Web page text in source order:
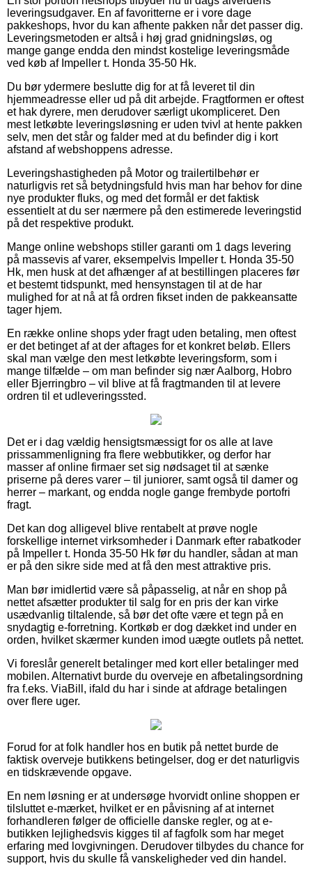
leveringsudgaver. En af favoritterne er i vore dage
pakkeshops, hvor du kan afhente pakken når det passer dig.
Leveringsmetoden er altså i høj grad gnidningsløs, og
mange gange endda den mindst kostelige leveringsmåde
ved køb af Impeller t. Honda 35-50 Hk.
Du bør ydermere beslutte dig for at få leveret til din
hjemmeadresse eller ud på dit arbejde. Fragtformen er oftest
et hak dyrere, men derudover særligt ukompliceret. Den
mest letkøbte leveringsløsning er uden tvivl at hente pakken
selv, men det står og falder med at du befinder dig i kort
afstand af webshoppens adresse.
Leveringshastigheden på Motor og trailertilbehør er
naturligvis ret så betydningsfuld hvis man har behov for dine
nye produkter fluks, og med det formål er det faktisk
essentielt at du ser nærmere på den estimerede leveringstid
på det respektive produkt.
Mange online webshops stiller garanti om 1 dags levering
på massevis af varer, eksempelvis Impeller t. Honda 35-50
Hk, men husk at det afhænger af at bestillingen placeres før
et bestemt tidspunkt, med hensynstagen til at de har
mulighed for at nå at få ordren fikset inden de pakkeansatte
tager hjem.
En række online shops yder fragt uden betaling, men oftest
er det betinget af at der aftages for et konkret beløb. Ellers
skal man vælge den mest letkøbte leveringsform, som i
mange tilfælde – om man befinder sig nær Aalborg, Hobro
eller Bjerringbro – vil blive at få fragtmanden til at levere
ordren til et udleveringssted.
Det er i dag vældig hensigtsmæssigt for os alle at lave
prissammenligning fra flere webbutikker, og derfor har
masser af online firmaer set sig nødsaget til at sænke
priserne på deres varer – til juniorer, samt også til damer og
herrer – markant, og endda nogle gange frembyde portofri
fragt.
Det kan dog alligevel blive rentabelt at prøve nogle
forskellige internet virksomheder i Danmark efter rabatkoder
på Impeller t. Honda 35-50 Hk før du handler, sådan at man
er på den sikre side med at få den mest attraktive pris.
Man bør imidlertid være så påpasselig, at når en shop på
nettet afsætter produkter til salg for en pris der kan virke
usædvanlig tiltalende, så bør det ofte være et tegn på en
snydagtig e-forretning. Kortkøb er dog dækket ind under en
orden, hvilket skærmer kunden imod uægte outlets på nettet.
Vi foreslår generelt betalinger med kort eller betalinger med
mobilen. Alternativt burde du overveje en afbetalingsordning
fra f.eks. ViaBill, ifald du har i sinde at afdrage betalingen
over flere uger.
Forud for at folk handler hos en butik på nettet burde de
faktisk overveje butikkens betingelser, dog er det naturligvis
en tidskrævende opgave.
En nem løsning er at undersøge hvorvidt online shoppen er
tilsluttet e-mærket, hvilket er en påvisning af at internet
forhandleren følger de officielle danske regler, og at e-
butikken lejlighedsvis kigges til af fagfolk som har meget
erfaring med lovgivningen. Derudover tilbydes du chance for
support, hvis du skulle få vanskeligheder ved din handel.